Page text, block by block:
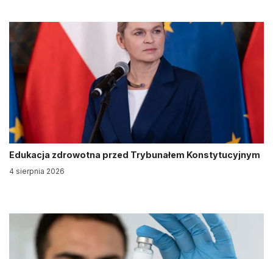
Edukacja zdrowotna przed Trybunałem Konstytucyjnym
4 sierpnia 2026